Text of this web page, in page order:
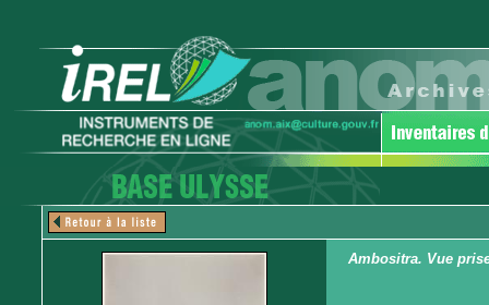
Ambositra. Vue